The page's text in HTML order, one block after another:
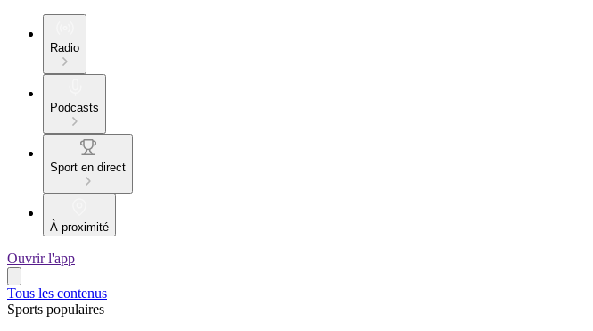
Radio
Podcasts
Sport en direct
À proximité
Ouvrir l'app
Tous les contenus
Sports populaires